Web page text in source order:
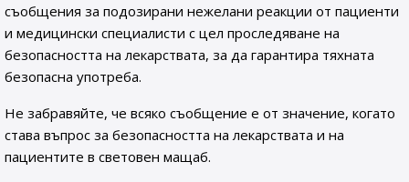
съобщения за подозирани нежелани реакции от пациенти
и медицински специалисти с цел проследяване на
безопасността на лекарствата, за да гарантира тяхната
безопасна употреба.
Не забравяйте, че всяко съобщение е от значение, когато
става въпрос за безопасността на лекарствата и на
пациентите в световен мащаб.